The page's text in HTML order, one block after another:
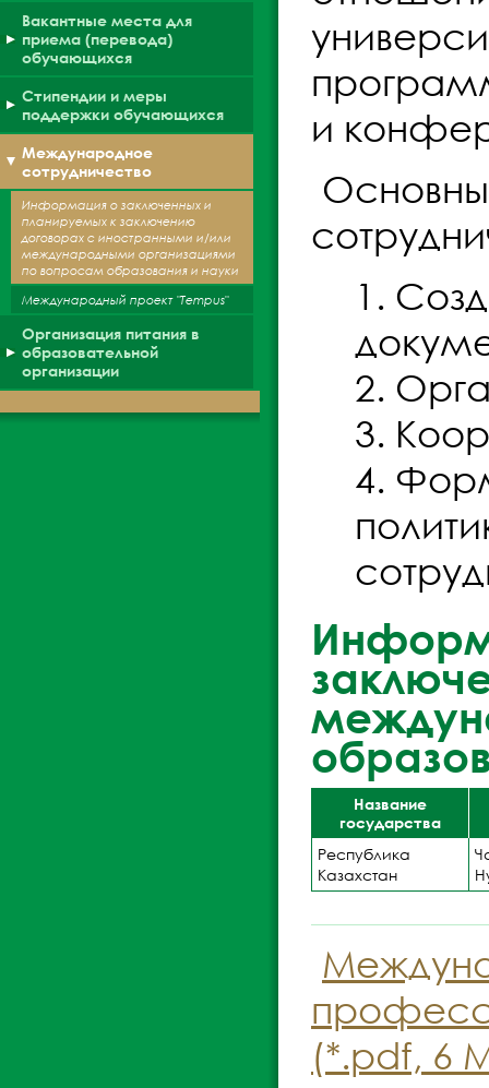
Вакантные места для
приема (перевода)
обучающихся
Стипендии и меры
поддержки обучающихся
Международное
сотрудничество
Информация о заключенных и
планируемых к заключению
договорах с иностранными и/или
международными организациями
по вопросам образования и науки
Международный проект "Tempus"
Организация питания в
образовательной
организации
и
Название
государства
Республика
Казахстан
(*.pdf, 6